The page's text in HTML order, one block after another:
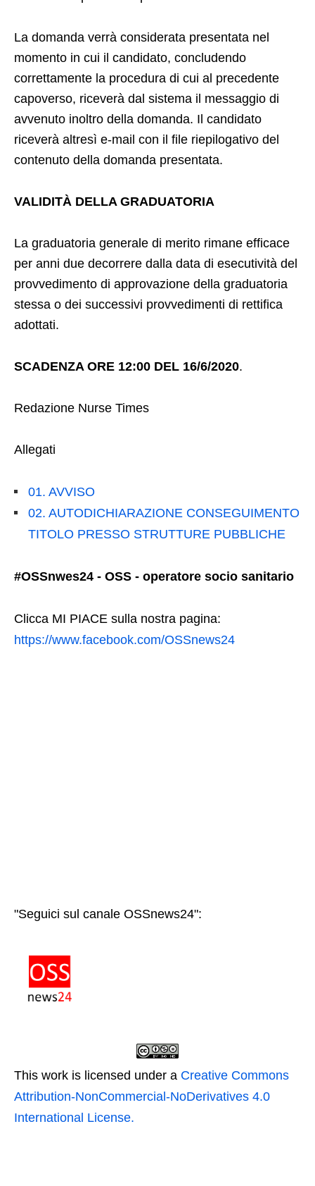
La domanda verrà considerata presentata nel
momento in cui il candidato, concludendo
correttamente la procedura di cui al precedente
capoverso, riceverà dal sistema il messaggio di
avvenuto inoltro della domanda. Il candidato
riceverà altresì e-mail con il file riepilogativo del
contenuto della domanda presentata.
VALIDITÀ DELLA GRADUATORIA
La graduatoria generale di merito rimane efficace
per anni due decorrere dalla data di esecutività del
provvedimento di approvazione della graduatoria
stessa o dei successivi provvedimenti di rettifica
adottati.
SCADENZA ORE 12:00 DEL 16/6/2020.
Redazione Nurse Times
Allegati
01. AVVISO
02. AUTODICHIARAZIONE CONSEGUIMENTO
TITOLO PRESSO STRUTTURE PUBBLICHE
#OSSnwes24 - OSS - operatore socio sanitario
Clicca MI PIACE sulla nostra pagina:
https://www.facebook.com/OSSnews24
"Seguici sul canale OSSnews24":
This work is licensed under a Creative Commons
Attribution-NonCommercial-NoDerivatives 4.0
International License.